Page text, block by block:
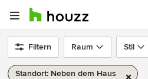
Filtern Raum Stil
Standort: Neben dem Haus